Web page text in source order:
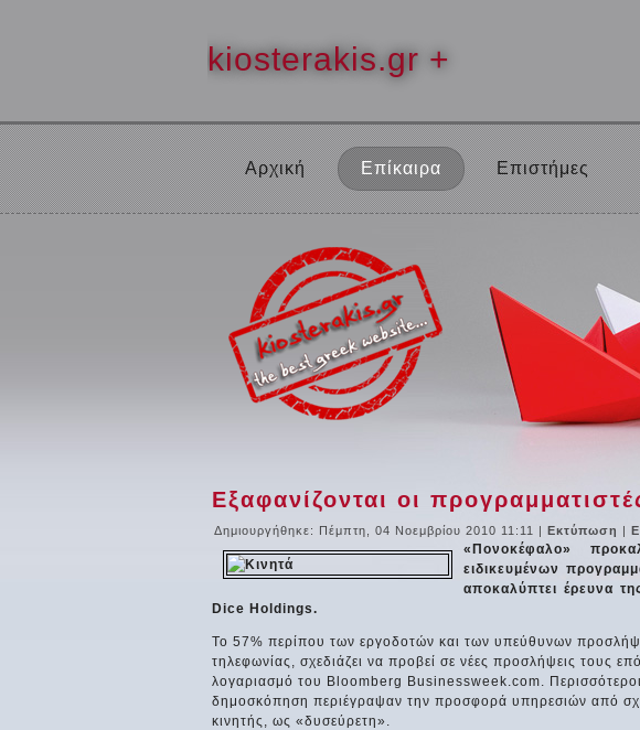
kiosterakis.gr +
Αρχική Επίκαιρα Επιστήμες
Εξαφανίζονται οι
Δημιουργήθηκε: Πέμπτη, 04 Νοεμβρίου 2010 11:11 | Εκτύπωση |
«Πονοκέφαλο»
ειδικευμένων
αποκαλύπτει έρευνα
Dice Holdings.
Το 57% περίπου των εργοδοτών και των υπεύθυνων
τηλεφωνίας, σχεδιάζει να προβεί σε νέες προσλήψεις τους
λογαριασμό του Bloomberg Businessweek.com.
δημοσκόπηση περιέγραψαν την προσφορά υπηρεσιών από
κινητής, ως «δυσεύρετη».